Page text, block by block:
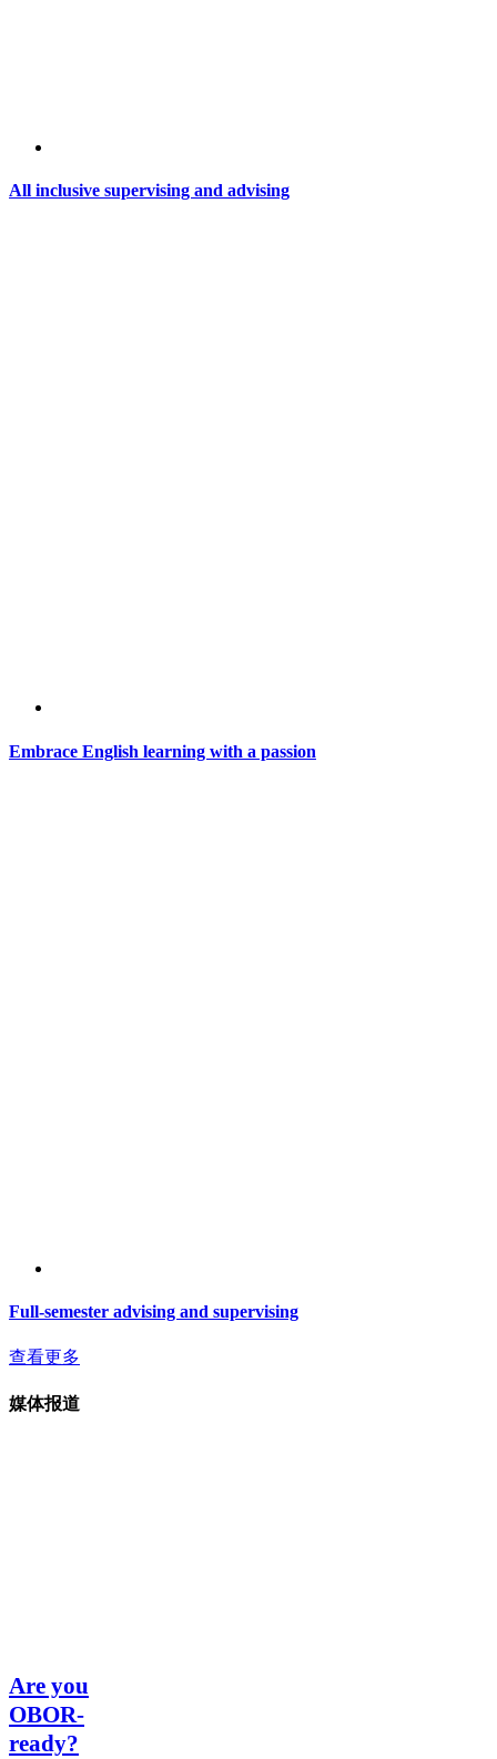
All inclusive supervising and advising
Embrace English learning with a passion
Full-semester advising and supervising
查看更多
媒体报道
Are you
OBOR-
ready?